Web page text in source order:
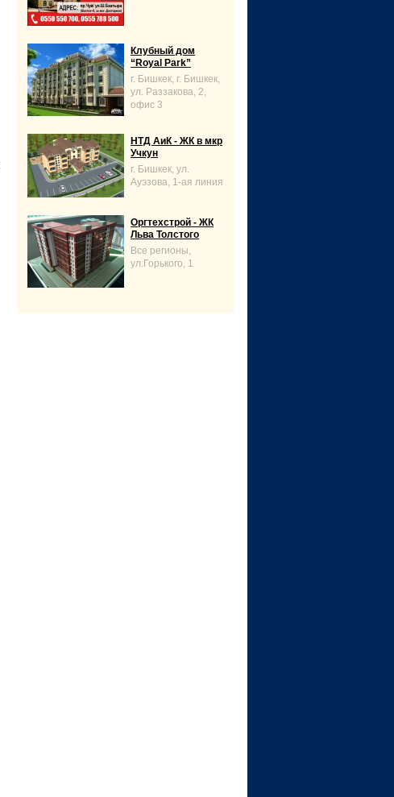
Клубный дом
“Royal Park”
г. Бишкек, г. Бишкек,
ул. Раззакова, 2,
офис 3
НТД АиК - ЖК в мкр
Учкун
г. Бишкек, ул.
Ауэзова, 1-ая линия
Оргтехстрой - ЖК
Льва Толстого
Все регионы,
ул.Горького, 1